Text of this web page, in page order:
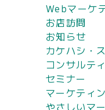
Webマーケ
お店訪問
お知らせ
カケハシ・
コンサルテ
セミナー
マーケティ
やさしいマ